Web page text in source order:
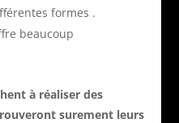
formes .
beaucoup
à réaliser des
surement leurs